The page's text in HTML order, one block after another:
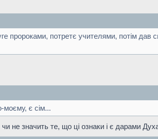
пророками, потретє учителями, потім дав
моєму, є сім...
чи не значить те, що ці ознаки і є дарами